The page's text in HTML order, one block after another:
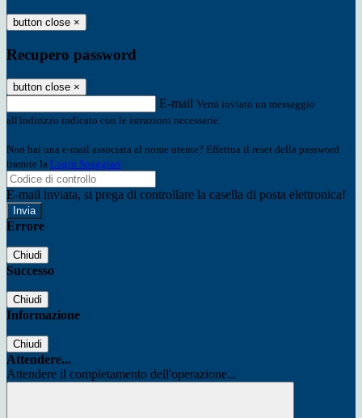
button close ×
Recupero password
button close ×
E-mail Verrà inviato un messaggio
all'indirizzo indicato con le istruzioni necessarie.
Non hai una e-mail associata al nome utente? Effettua il reset della password
tramite la Login Spaggiari
E-mail inviata, si prega di controllare la casella di posta elettronica!
Errore
Chiudi
Successo
Chiudi
Informazione
Chiudi
Attendere...
Attendere il completamento dell'operazione...